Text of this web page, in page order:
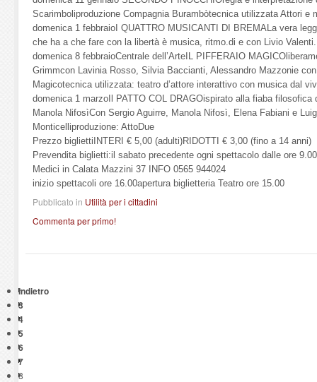
Scarimboliproduzione Compagnia Burambòtecnica utilizzata Attori e
domenica 1 febbraioI QUATTRO MUSICANTI DI BREMALa vera
che ha a che fare con la libertà è musica, ritmo.di e con Livio Valenti.
domenica 8 febbraioCentrale dell’ArteIL PIFFERAIO
Grimmcon Lavinia Rosso, Silvia Baccianti, Alessandro Mazzonie
Magicotecnica utilizzata: teatro d’attore interattivo con musica dal
domenica 1 marzoIl PATTO COL DRAGOispirato alla fiaba
Manola NifosìCon Sergio Aguirre, Manola Nifosì, Elena Fabiani e
Monticelliproduzione: AttoDue
Prezzo bigliettiINTERI € 5,00 (adulti)RIDOTTI € 3,00 (fino a 14 anni)
Prevendita biglietti:il sabato precedente ogni spettacolo dalle ore
Medici in Calata Mazzini 37 INFO 0565 944024
inizio spettacoli ore 16.00apertura biglietteria Teatro ore 15.00
Pubblicato in Utilità per i cittadini
Commenta per primo!
Indietro
3
4
5
6
7
8